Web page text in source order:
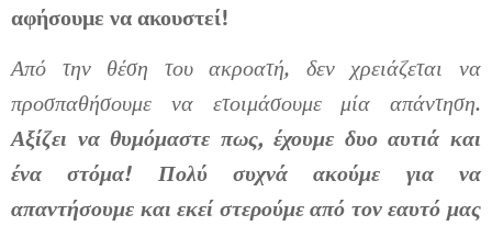
αφήσουμε να ακουστεί!
Από την θέση του ακροατή, δεν χρειάζεται να
προσπαθήσουμε να ετοιμάσουμε μία απάντηση.
Αξίζει να θυμόμαστε πως, έχουμε δυο αυτιά και
ένα στόμα! Πολύ συχνά ακούμε για να
απαντήσουμε και εκεί στερούμε από τον εαυτό μας